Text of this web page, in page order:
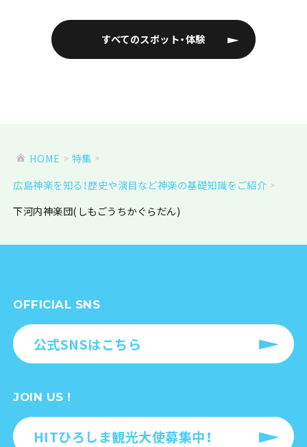
すべてのスポット・体験
HOME
特集
広島神楽を知る！歴史や演目など神楽の基礎知識をご紹介
下河内神楽団(しもごうちかぐらだん)
OFFICIAL SNS
公式SNSはこちら
JOIN US !
HITひろしま観光大使募集中！